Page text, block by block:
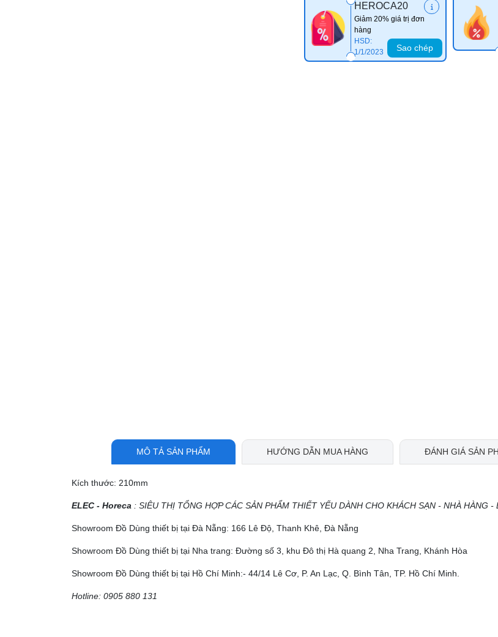
HEROCA20
Giảm 20% giá trị đơn
hàng
HSD:
1/1/2023
Sao chép
MÔ TẢ SẢN PHẨM HƯỚNG DẪN MUA HÀNG ĐÁNH GIÁ SẢN
Kích thước: 210mm
ELEC - Horeca : SIÊU THỊ TỔNG HỢP CÁC SẢN PHẨM THIẾT YẾU DÀNH CHO KHÁCH SẠN - NHÀ HÀNG -
Showroom Đồ Dùng thiết bị tại Đà Nẵng: 166 Lê Độ, Thanh Khê, Đà Nẵng
Showroom Đồ Dùng thiết bị tại Nha trang: Đường số 3, khu Đô thị Hà quang 2, Nha Trang, Khánh Hòa
Showroom Đồ Dùng thiết bị tại Hồ Chí Minh:- 44/14 Lê Cơ, P. An Lạc, Q. Bình Tân, TP. Hồ Chí Minh.
Hotline: 0905 880 131